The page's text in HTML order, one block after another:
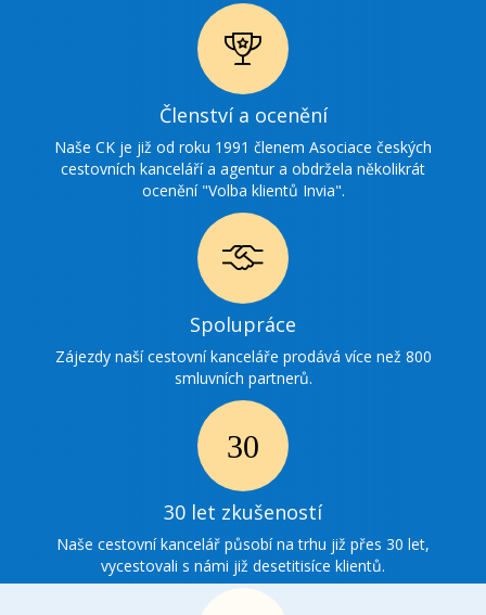
Ikonka
ocenění
Členství a ocenění
Naše CK je již od roku 1991 členem Asociace českých
cestovních kanceláří a agentur a obdržela několikrát
ocenění "Volba klientů Invia".
Ikonka
spolupráce
Spolupráce
Zájezdy naší cestovní kanceláře prodává více než 800
smluvních partnerů.
30 Ikonka
zkušenosti
30 let zkušeností
Naše cestovní kancelář působí na trhu již přes 30 let,
vycestovali s námi již desetitisíce klientů.